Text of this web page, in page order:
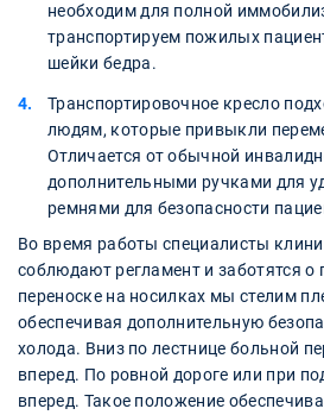
необходим для полной
транспортируем пожилых
шейки бедра.
Транспортировочное кресло
людям, которые привыкли
Отличается от обычной
дополнительными ручками для
ремнями для безопасности
Во время работы специалисты
соблюдают регламент и заботятся о
переноске на носилках мы стелим
обеспечивая дополнительную
холода. Вниз по лестнице больной
вперед. По ровной дороге или при
вперед. Такое положение